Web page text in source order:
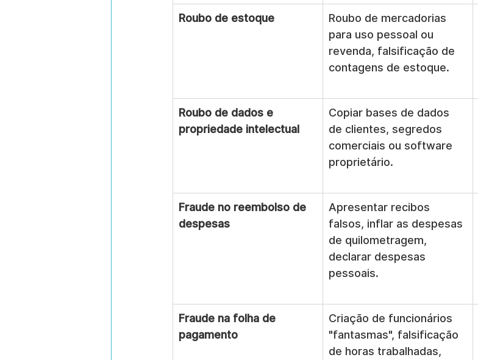
Roubo de estoque
Roubo de mercadorias
para uso pessoal ou
revenda, falsificação de
contagens de estoque.
Roubo de dados e
propriedade intelectual
Copiar bases de dados
de clientes, segredos
comerciais ou software
proprietário.
Fraude no reembolso de
despesas
Apresentar recibos
falsos, inflar as despesas
de quilometragem,
declarar despesas
pessoais.
Fraude na folha de
pagamento
Criação de funcionários
"fantasmas", falsificação
de horas trabalhadas,